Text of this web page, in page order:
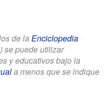
de la Enciclopedia
se puede utilizar
y educativos bajo la
a menos que se indique